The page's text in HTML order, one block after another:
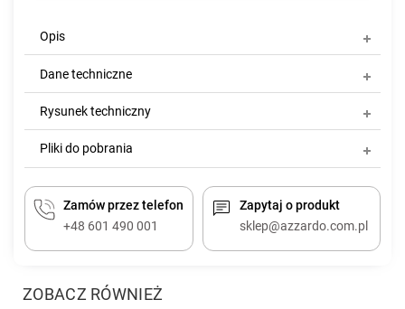
Opis
Dane techniczne
Rysunek techniczny
Pliki do pobrania
Zamów przez telefon
+48 601 490 001
Zapytaj o produkt
sklep@azzardo.com.pl
ZOBACZ RÓWNIEŻ